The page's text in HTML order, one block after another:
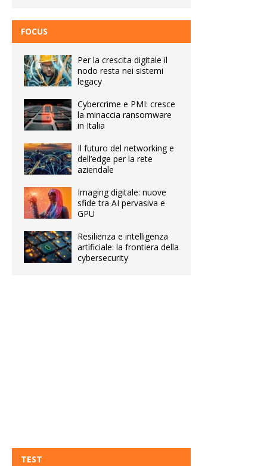
FOCUS
Per la crescita digitale il
nodo resta nei sistemi
legacy
Cybercrime e PMI: cresce
la minaccia ransomware
in Italia
Il futuro del networking e
dell’edge per la rete
aziendale
Imaging digitale: nuove
sfide tra AI pervasiva e
GPU
Resilienza e intelligenza
artificiale: la frontiera della
cybersecurity
TEST